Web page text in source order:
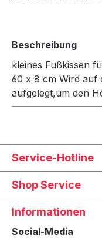
Beschreibung
kleines Fußkissen
60 x 8 cm Wird auf
aufgelegt,um den
Service-Hotline
Shop Service
Informationen
Social-Media